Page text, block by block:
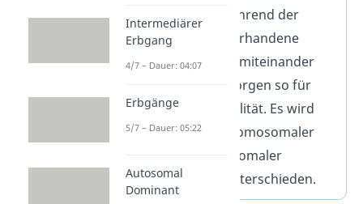
Informationen während der
Meiose . Bereits vorhandene
Allele werden neu miteinander
und sorgen so für
genetische Variabilität. Es wird
zwischen interchromosomaler
und intrachromosomaler
Rekombination unterschieden.
Intermediärer
Erbgang
4/7 – Dauer: 04:07
Erbgänge
5/7 – Dauer: 05:22
Autosomal
Dominant